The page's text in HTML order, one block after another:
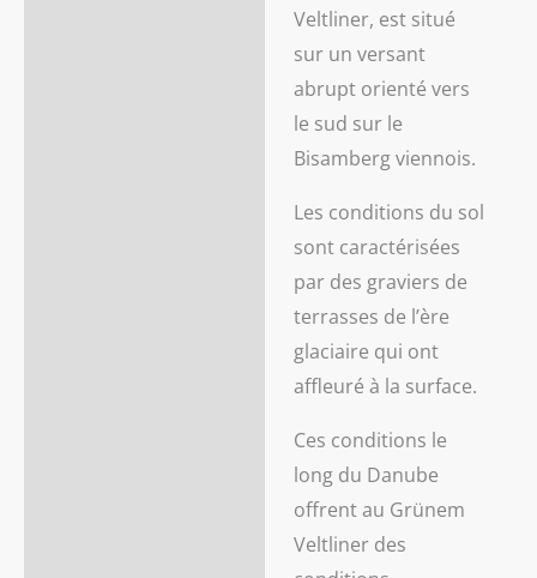
Veltliner, est situé
sur un versant
abrupt orienté vers
le sud sur le
Bisamberg viennois.
Les conditions du sol
sont caractérisées
par des graviers de
terrasses de l’ère
glaciaire qui ont
affleuré à la surface.
Ces conditions le
long du Danube
offrent au Grünem
Veltliner des